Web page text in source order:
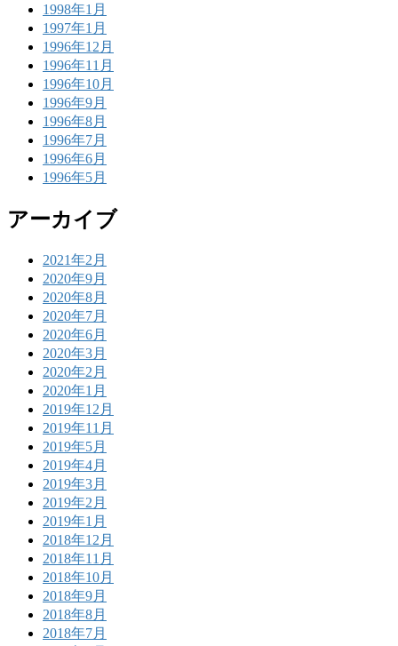
1998年1月
1997年1月
1996年12月
1996年11月
1996年10月
1996年9月
1996年8月
1996年7月
1996年6月
1996年5月
アーカイブ
2021年2月
2020年9月
2020年8月
2020年7月
2020年6月
2020年3月
2020年2月
2020年1月
2019年12月
2019年11月
2019年5月
2019年4月
2019年3月
2019年2月
2019年1月
2018年12月
2018年11月
2018年10月
2018年9月
2018年8月
2018年7月